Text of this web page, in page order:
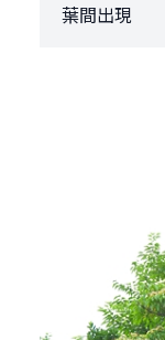
葉間出現